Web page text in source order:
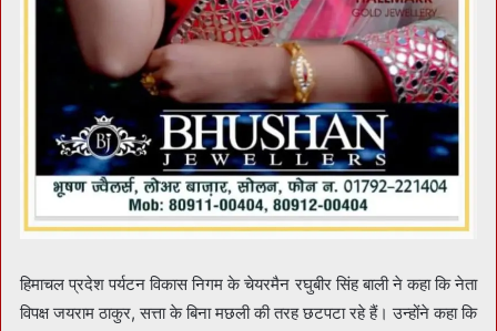
हिमाचल प्रदेश पर्यटन विकास निगम के चेयरमैन रघुबीर सिंह बाली ने कहा कि नेता
विपक्ष जयराम ठाकुर, सत्ता के बिना मछली की तरह छटपटा रहे हैं। उन्होंने कहा कि